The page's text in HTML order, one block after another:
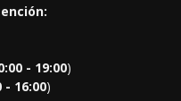
- 19:00)
- 16:00)